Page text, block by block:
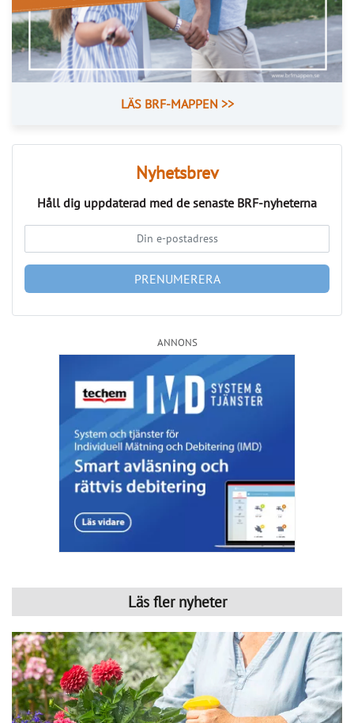
LÄS BRF-MAPPEN >>
Nyhetsbrev
Håll dig uppdaterad med de senaste BRF-nyheterna
PRENUMERERA
ANNONS
Läs fler nyheter